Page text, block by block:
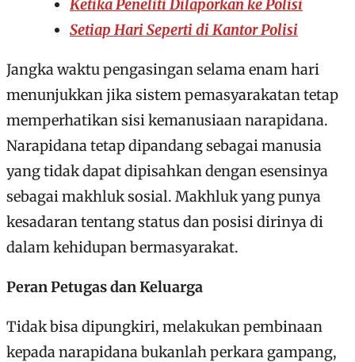
Ketika Peneliti Dilaporkan ke Polisi
Setiap Hari Seperti di Kantor Polisi
Jangka waktu pengasingan selama enam hari
menunjukkan jika sistem pemasyarakatan tetap
memperhatikan sisi kemanusiaan narapidana.
Narapidana tetap dipandang sebagai manusia
yang tidak dapat dipisahkan dengan esensinya
sebagai makhluk sosial. Makhluk yang punya
kesadaran tentang status dan posisi dirinya di
dalam kehidupan bermasyarakat.
Peran Petugas dan Keluarga
Tidak bisa dipungkiri, melakukan pembinaan
kepada narapidana bukanlah perkara gampang,